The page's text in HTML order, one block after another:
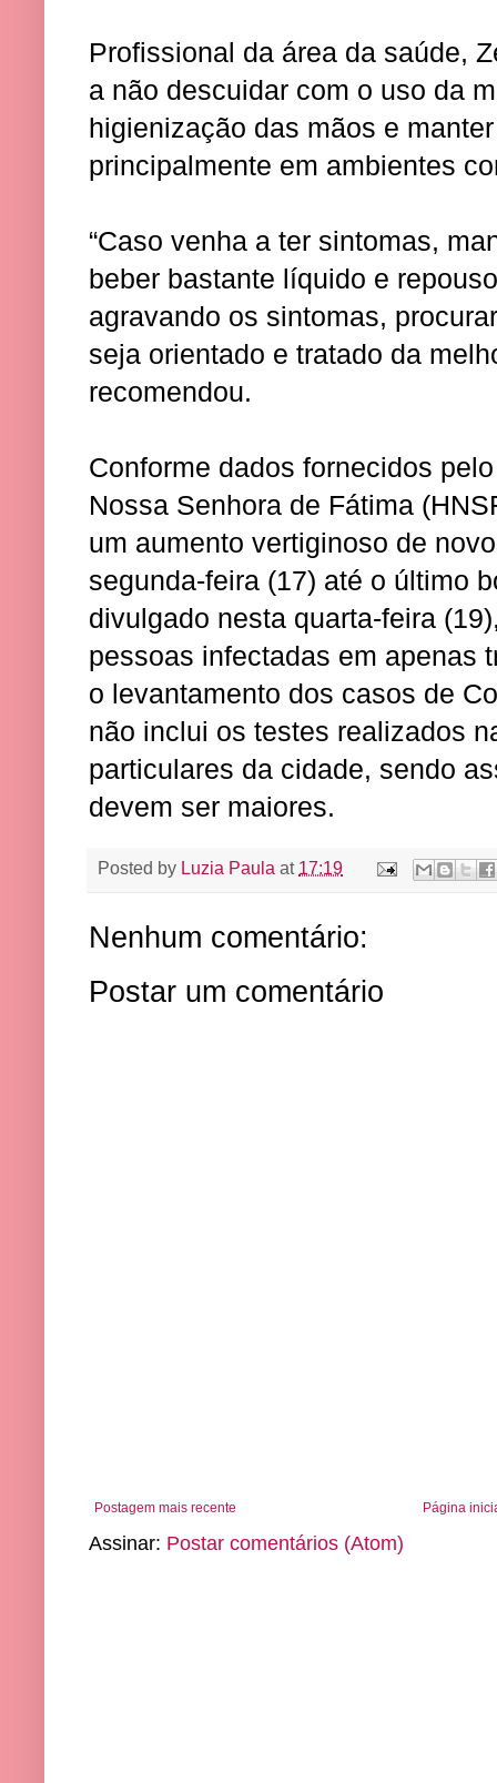
Profissional da área da saúde,
a não descuidar com o uso da
higienização das mãos e
principalmente em ambientes
“Caso venha a ter sintomas,
beber bastante líquido e
agravando os sintomas,
seja orientado e tratado da
recomendou.
Conforme dados fornecidos
Nossa Senhora de Fátima
um aumento vertiginoso de
segunda-feira (17) até o último
divulgado nesta quarta-feira
pessoas infectadas em apenas
o levantamento dos casos de
não inclui os testes realizados
particulares da cidade, sendo
devem ser maiores.
Posted by Luzia Paula at 17:19
Nenhum comentário:
Postar um comentário
Postagem mais recente Página
Assinar: Postar comentários (Atom)